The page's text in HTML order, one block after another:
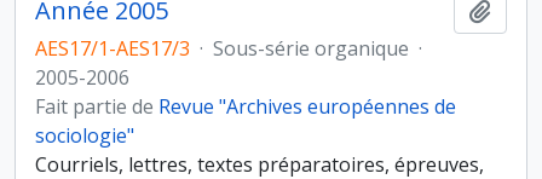
Année 2005
AES17/1-AES17/3 · Sous-série organique ·
2005-2006
Fait partie de Revue "Archives européennes de
sociologie"
Courriels, lettres, textes préparatoires, épreuves,